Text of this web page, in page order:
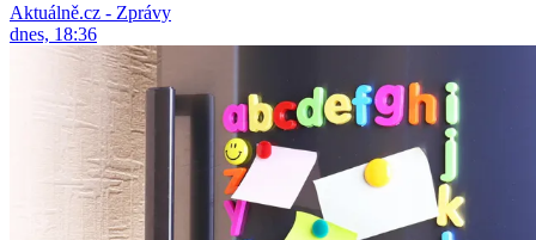
Aktuálně.cz - Zprávy
dnes, 18:36